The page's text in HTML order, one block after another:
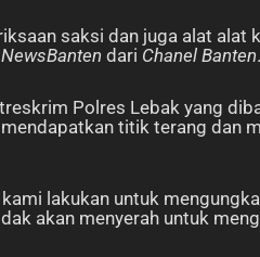
saksi dan juga alat
dari Chanel Banten.
Polres Lebak yang
titik terang dan
kami lakukan untuk
akan menyerah untuk